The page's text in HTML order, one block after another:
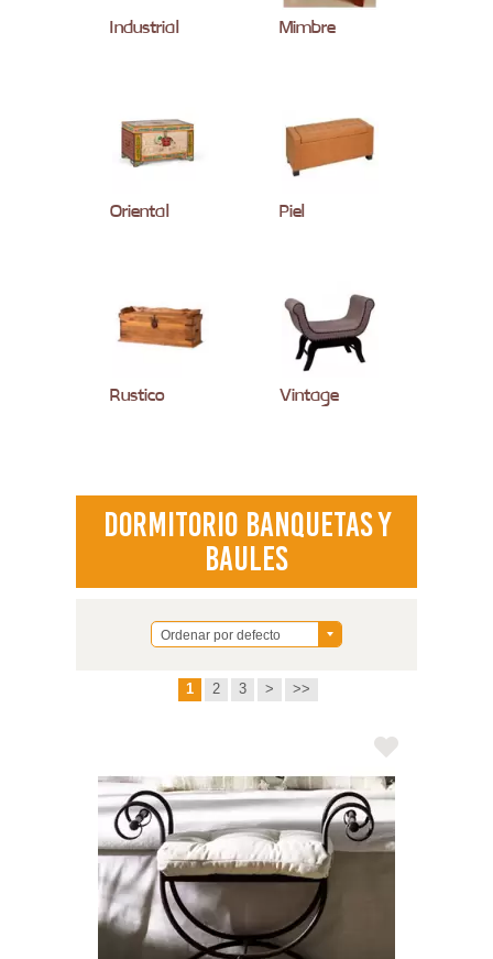
Industrial Mimbre
Oriental Piel
Rustico Vintage
Dormitorio Banquetas y
Baules
Ordenar por defecto
1 2 3 > >>